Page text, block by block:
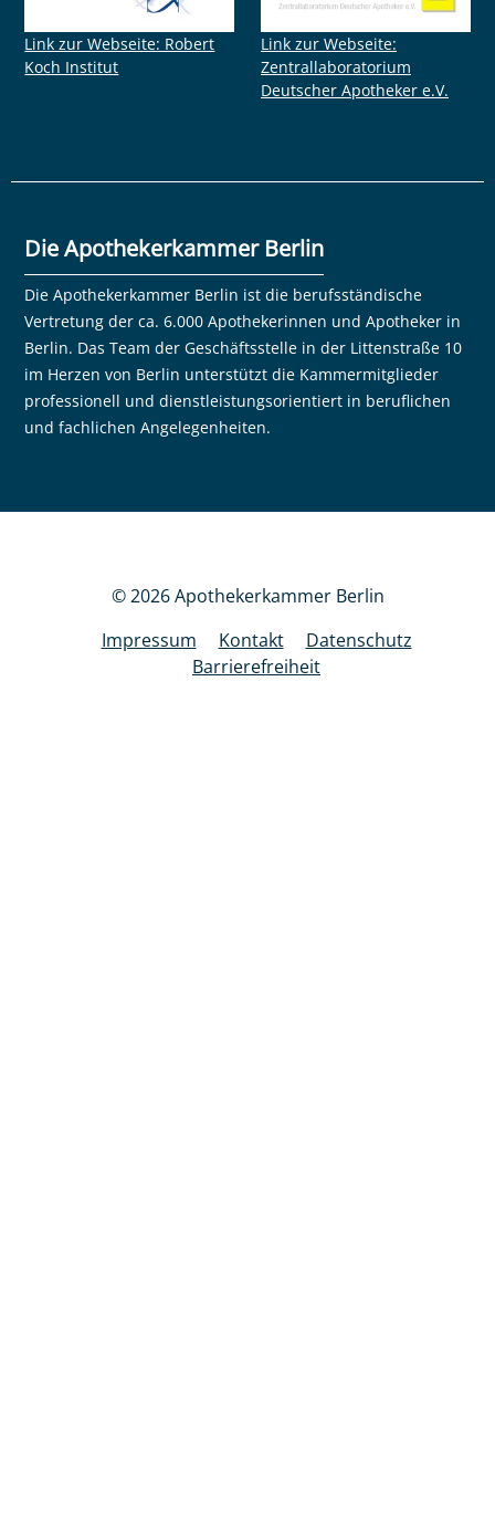
Link zur Webseite: Robert
Koch Institut
Link zur Webseite:
Zentrallaboratorium
Deutscher Apotheker e.V.
Die Apothekerkammer Berlin
Die Apothekerkammer Berlin ist die berufsständische
Vertretung der ca. 6.000 Apothekerinnen und Apotheker in
Berlin. Das Team der Geschäftsstelle in der Littenstraße 10
im Herzen von Berlin unterstützt die Kammermitglieder
professionell und dienstleistungsorientiert in beruflichen
und fachlichen Angelegenheiten.
© 2026 Apothekerkammer Berlin
Impressum
Kontakt
Datenschutz
Barrierefreiheit